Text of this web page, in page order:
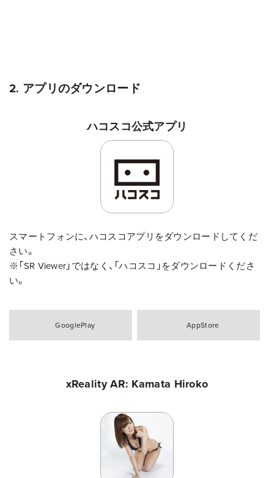
2. アプリのダウンロード
ハコスコ公式アプリ
スマートフォンに、ハコスコアプリをダウンロードしてくだ
さい。
※「SR Viewer」ではなく、「ハコスコ」をダウンロードくださ
い。
AppStore
GooglePlay
xReality AR: Kamata Hiroko